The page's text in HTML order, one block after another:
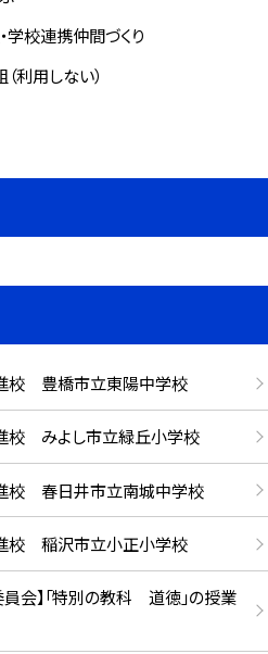
校連携仲間づくり
利用しない）
校 豊橋市立東陽中学校
校 みよし市立緑丘小学校
校 春日井市立南城中学校
校 稲沢市立小正小学校
会】「特別の教科 道徳」の授業